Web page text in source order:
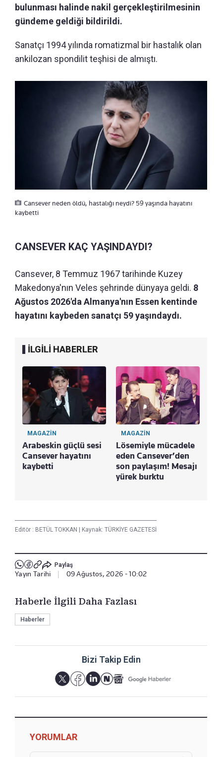
bulunması halinde nakil gerçekleştirilmesinin
gündeme geldiği bildirildi.
Sanatçı 1994 yılında romatizmal bir hastalık olan
ankilozan spondilit teşhisi de almıştı.
Cansever neden öldü, hastalığı neydi? 59 yaşında hayatını
kaybetti
CANSEVER KAÇ YAŞINDAYDI?
Cansever, 8 Temmuz 1967 tarihinde Kuzey
Makedonya'nın Veles şehrinde dünyaya geldi. 8
Ağustos 2026'da Almanya'nın Essen kentinde
hayatını kaybeden sanatçı 59 yaşındaydı.
İLGİLİ HABERLER
MAGAZİN
Arabeskin güçlü sesi
Cansever hayatını
kaybetti
MAGAZİN
Lösemiyle mücadele
eden Cansever’den
son paylaşım! Mesajı
yürek burktu
Editör : BETÜL TOKKAN | Kaynak: TÜRKİYE GAZETESİ
Paylaş
Yayın Tarihi 09 Ağustos, 2026 - 10:02
Haberle İlgili Daha Fazlası
Haberler
Bizi Takip Edin
YORUMLAR